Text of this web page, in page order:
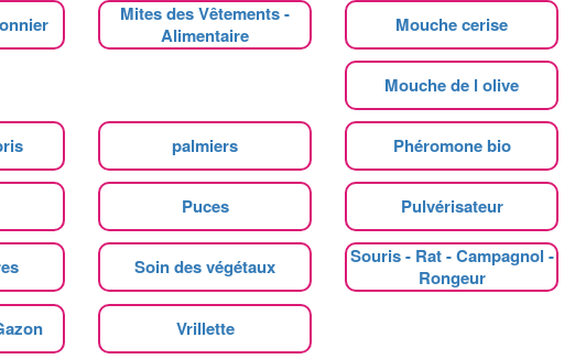
Mites des Vêtements -
Alimentaire
Mouche cerise
Mouche de l olive
palmiers Phéromone bio
Puces Pulvérisateur
Soin des végétaux
Souris - Rat - Campagnol -
Rongeur
Vrillette